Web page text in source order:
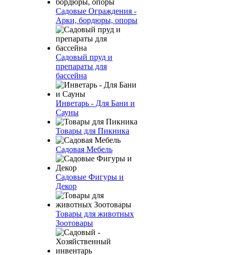
Садовые Ограждения -
Арки, бордюры, опоры
Садовый пруд и
препараты для
бассейна
Инветарь - Для Бани и
Сауны
Товары для Пикника
Садовая Мебель
Садовые Фигуры и
Декор
Товары для животных
Зоотовары